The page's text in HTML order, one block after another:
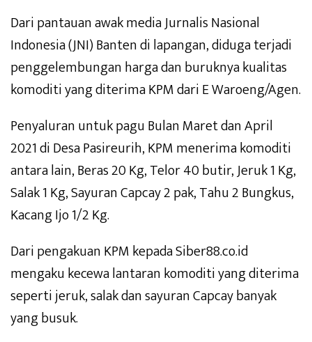
Dari pantauan awak media Jurnalis Nasional
Indonesia (JNI) Banten di lapangan, diduga terjadi
penggelembungan harga dan buruknya kualitas
komoditi yang diterima KPM dari E Waroeng/Agen.
Penyaluran untuk pagu Bulan Maret dan April
2021 di Desa Pasireurih, KPM menerima komoditi
antara lain, Beras 20 Kg, Telor 40 butir, Jeruk 1 Kg,
Salak 1 Kg, Sayuran Capcay 2 pak, Tahu 2 Bungkus,
Kacang Ijo 1/2 Kg.
Dari pengakuan KPM kepada Siber88.co.id
mengaku kecewa lantaran komoditi yang diterima
seperti jeruk, salak dan sayuran Capcay banyak
yang busuk.